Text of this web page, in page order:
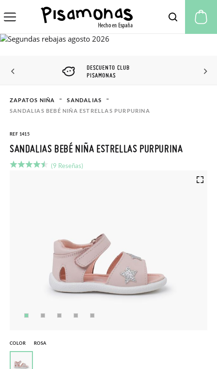
DESCUENTO CLUB
PISAMONAS
ZAPATOS NIÑA
SANDALIAS
SANDALIAS BEBÉ NIÑA ESTRELLAS PURPURINA
REF 1415
SANDALIAS BEBÉ NIÑA ESTRELLAS PURPURINA
(9 Reseñas)
COLOR ROSA